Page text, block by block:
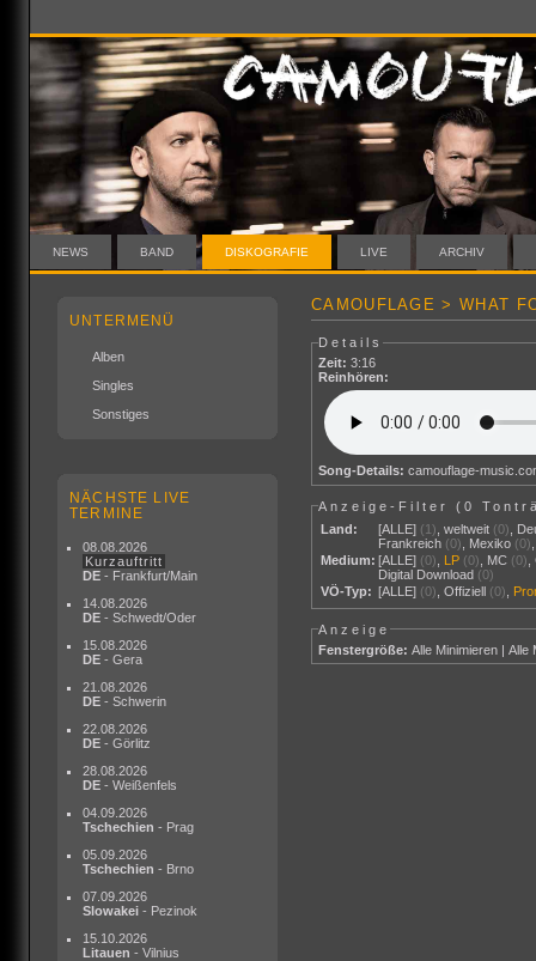
NEWS BAND DISKOGRAFIE LIVE ARCHIV
UNTERMENÜ
Alben
Singles
Sonstiges
NÄCHSTE LIVE
TERMINE
08.08.2026
Kurzauftritt
DE - Frankfurt/Main
14.08.2026
DE - Schwedt/Oder
15.08.2026
DE - Gera
21.08.2026
DE - Schwerin
22.08.2026
DE - Görlitz
28.08.2026
DE - Weißenfels
04.09.2026
Tschechien - Prag
05.09.2026
Tschechien - Brno
07.09.2026
Slowakei - Pezinok
15.10.2026
Litauen - Vilnius
CAMOUFLAGE > WHAT
Details
Zeit: 3:16
Reinhören:
Song-Details: camouflage-
Anzeige-Filter (0
Land:
[ALLE] (1) ,weltweit (0)
Frankreich (0) Mexiko (0)
Medium: [ALLE] (0) LP (0) MC (0) ,
Digital Download (0)
VÖ-Typ: [ALLE] (0) ,Offiziell (0)
Anzeige
Fenstergröße: Alle Minimieren |Alle